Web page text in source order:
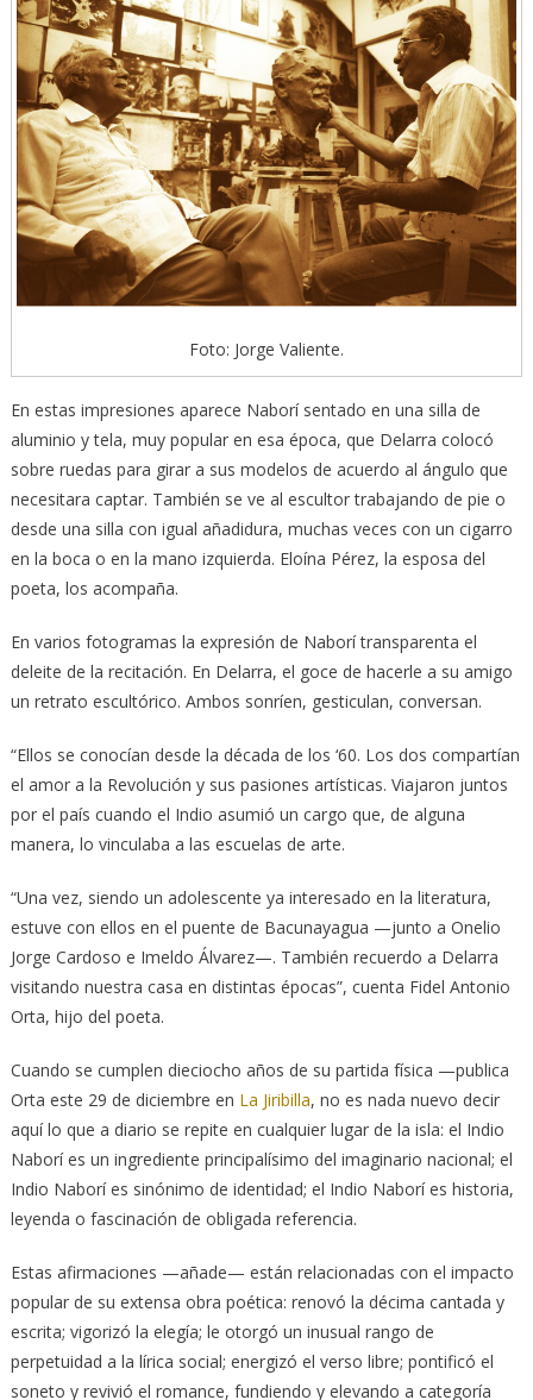
Foto: Jorge Valiente.
En estas impresiones aparece Naborí sentado en una silla de
aluminio y tela, muy popular en esa época, que Delarra colocó
sobre ruedas para girar a sus modelos de acuerdo al ángulo que
necesitara captar. También se ve al escultor trabajando de pie o
desde una silla con igual añadidura, muchas veces con un cigarro
en la boca o en la mano izquierda. Eloína Pérez, la esposa del
poeta, los acompaña.
En varios fotogramas la expresión de Naborí transparenta el
deleite de la recitación. En Delarra, el goce de hacerle a su amigo
un retrato escultórico. Ambos sonríen, gesticulan, conversan.
“Ellos se conocían desde la década de los ‘60. Los dos compartían
el amor a la Revolución y sus pasiones artísticas. Viajaron juntos
por el país cuando el Indio asumió un cargo que, de alguna
manera, lo vinculaba a las escuelas de arte.
“Una vez, siendo un adolescente ya interesado en la literatura,
estuve con ellos en el puente de Bacunayagua —junto a Onelio
Jorge Cardoso e Imeldo Álvarez—. También recuerdo a Delarra
visitando nuestra casa en distintas épocas”, cuenta Fidel Antonio
Orta, hijo del poeta.
Cuando se cumplen dieciocho años de su partida física —publica
Orta este 29 de diciembre en La Jiribilla, no es nada nuevo decir
aquí lo que a diario se repite en cualquier lugar de la isla: el Indio
Naborí es un ingrediente principalísimo del imaginario nacional; el
Indio Naborí es sinónimo de identidad; el Indio Naborí es historia,
leyenda o fascinación de obligada referencia.
Estas afirmaciones —añade— están relacionadas con el impacto
popular de su extensa obra poética: renovó la décima cantada y
escrita; vigorizó la elegía; le otorgó un inusual rango de
perpetuidad a la lírica social; energizó el verso libre; pontificó el
soneto y revivió el romance, fundiendo y elevando a categoría